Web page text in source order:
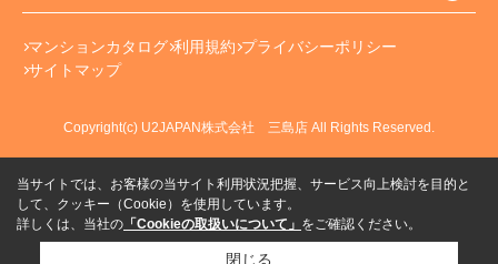
マンションカタログ 利用規約 プライバシーポリシー
サイトマップ
Copyright(c) U2JAPAN株式会社 三島店 All Rights Reserved.
当サイトでは、お客様の当サイト利用状況把握、サービス向上検討を目的と
して、クッキー（Cookie）を使用しています。
詳しくは、当社の 「Cookieの取扱いについて」 をご確認ください。
閉じる